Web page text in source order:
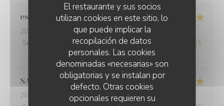
El restaurante y sus socios
utilizan cookies en este sitio, lo
que puede implicar la
recopilación de datos
personales. Las cookies
denominadas «necesarias» son
obligatorias y se instalan por
defecto. Otras cookies
opcionales requieren su
estelle
2026-08-06
- 19:30 - Invitados 2
Servicio
Ambiente: 5/5 Menú: 5/5 Calidad / Precio /5
SANDRA L
2026-08-05
- 12:30 - Invitados 2